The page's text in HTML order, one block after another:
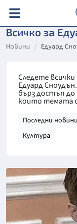
Всичко за
Новини Едуард
Следете
Едуард
бърз достъп
които темата
Последни новини
Култура